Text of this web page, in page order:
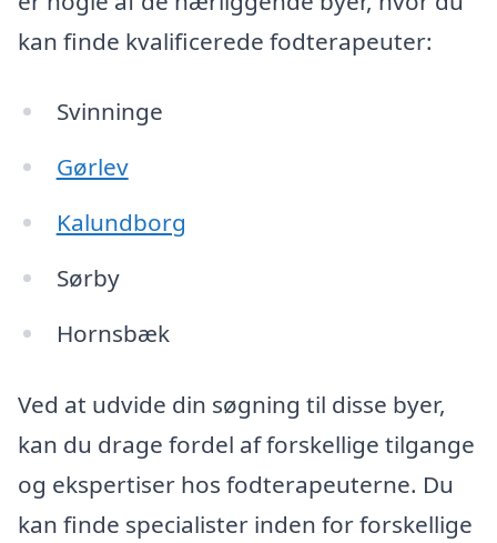
kan finde kvalificerede fodterapeuter:
Svinninge
Gørlev
Kalundborg
Sørby
Hornsbæk
Ved at udvide din søgning til disse byer,
kan du drage fordel af forskellige tilgange
og ekspertiser hos fodterapeuterne. Du
kan finde specialister inden for forskellige